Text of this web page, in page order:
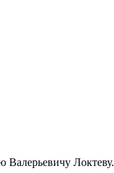
Валерьевичу Локтеву.